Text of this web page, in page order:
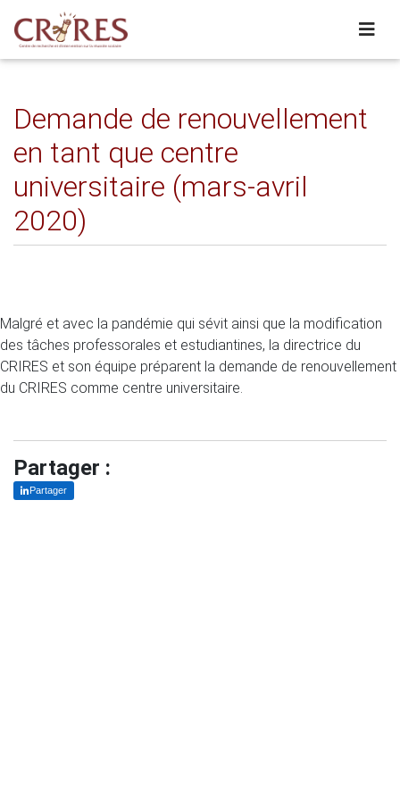
Demande de renouvellement
en tant que centre
universitaire (mars-avril
2020)
Malgré et avec la pandémie qui sévit ainsi que la modification
des tâches professorales et estudiantines, la directrice du
CRIRES et son équipe préparent la demande de renouvellement
du CRIRES comme centre universitaire.
Partager :
Partager